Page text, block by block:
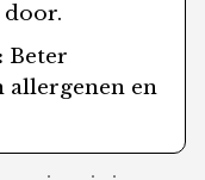
door.
Beter
allergenen en